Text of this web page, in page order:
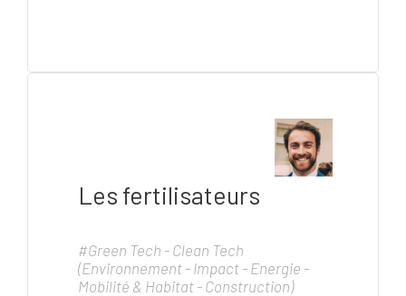
Les fertilisateurs
#Green Tech - Clean Tech
(Environnement - Impact - Energie -
Mobilité & Habitat - Construction)